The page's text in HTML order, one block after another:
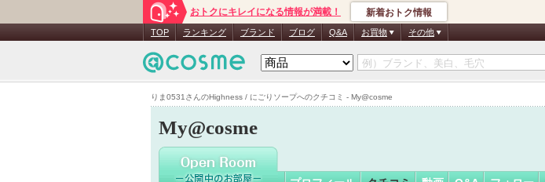
りま0531さんのHighness / にごりソープへのクチコミ - My@cosme
おトクにキレイになる情報が満載！ 新着おトク情報
TOP ランキング ブランド ブログ Q&A お買物 その他
My@cosme
りま0531さん